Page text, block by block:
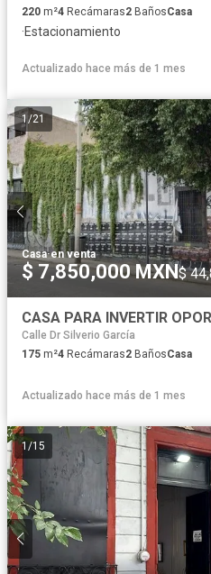
220 m²4 Recámaras2 BañosCasa
·Estacionamiento
Actualizado hace más de 1 mes
1 /21
Casa·en venta
$ 7,850,000 MXN$
Calle Dr Silverio García
175 m²4 Recámaras2 BañosCasa
Actualizado hace más de 1 mes
1 /15